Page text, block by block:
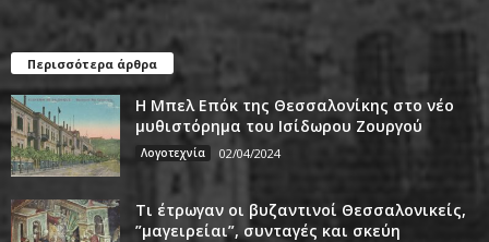
Περισσότερα άρθρα
Η Μπελ Επόκ της Θεσσαλονίκης στο νέο
μυθιστόρημα του Ισίδωρου Ζουργού
Λογοτεχνία 02/04/2024
Τι έτρωγαν οι βυζαντινοί Θεσσαλονικείς,
”μαγειρείαι”, συνταγές και σκεύη